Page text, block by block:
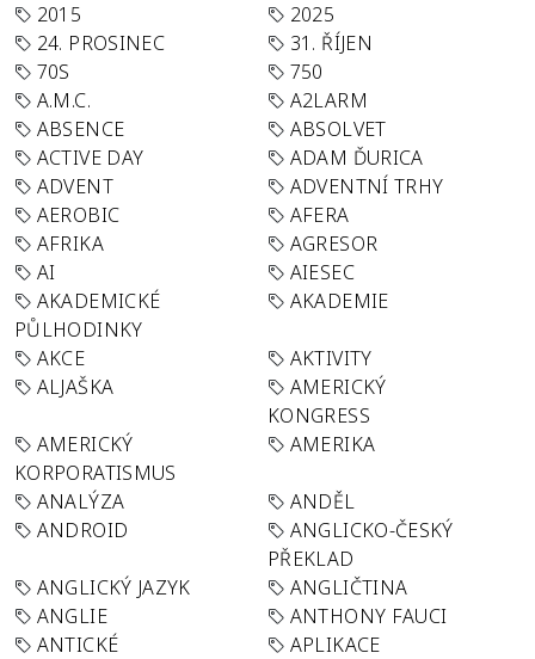
2015
2025
24. PROSINEC
31. ŘÍJEN
70S
750
A.M.C.
A2LARM
ABSENCE
ABSOLVET
ACTIVE DAY
ADAM ĎURICA
ADVENT
ADVENTNÍ TRHY
AEROBIC
AFERA
AFRIKA
AGRESOR
AI
AIESEC
AKADEMICKÉ
PŮLHODINKY
AKADEMIE
AKCE
AKTIVITY
ALJAŠKA
AMERICKÝ
KONGRESS
AMERICKÝ
KORPORATISMUS
AMERIKA
ANALÝZA
ANDĚL
ANDROID
ANGLICKO-ČESKÝ
PŘEKLAD
ANGLICKÝ JAZYK
ANGLIČTINA
ANGLIE
ANTHONY FAUCI
ANTICKÉ
APLIKACE